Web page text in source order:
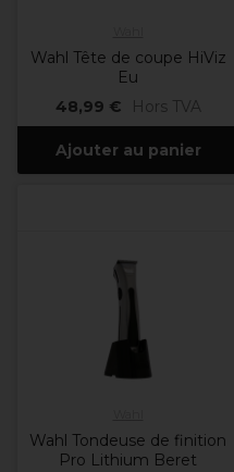
Wahl Tête de coupe HiViz
Eu
48,99 €
Hors TVA
Ajouter au panier
Wahl Tondeuse de finition
Pro Lithium Beret